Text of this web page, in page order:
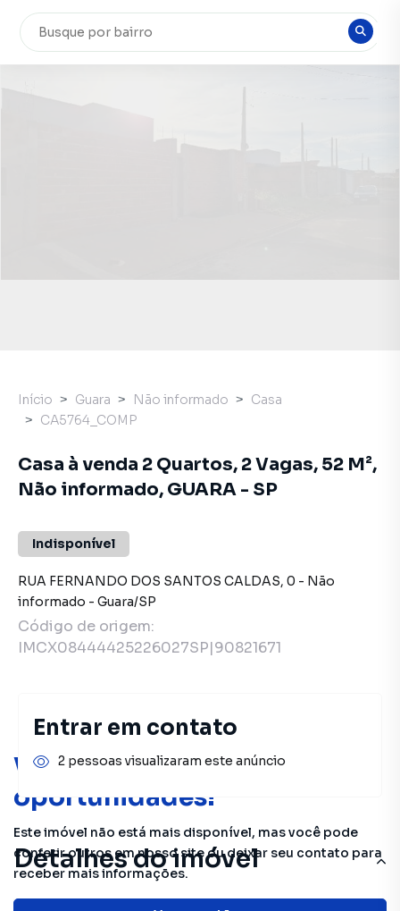
Você pode encontrar novas
oportunidades!
Este imóvel não está mais disponível, mas você pode
conferir outros em nosso site ou deixar seu contato para
receber mais informações.
Detalhes do imóvel
Início Guara Não informado
Casa
CA5764_COMP
Casa à venda 2 Quartos, 2 Vagas, 52 M²,
Não informado, GUARA - SP
Indisponível
RUA FERNANDO DOS SANTOS CALDAS, 0 - Não
informado - Guara/SP
Código de origem:
IMCX08444425226027SP|90821671
Entrar em contato
2 pessoas visualizaram este anúncio